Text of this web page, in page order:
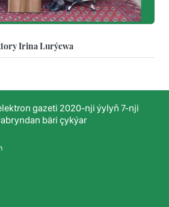
Irina Lurýewa
gazeti 2020-nji ýylyň 7-nji
bäri çykýar